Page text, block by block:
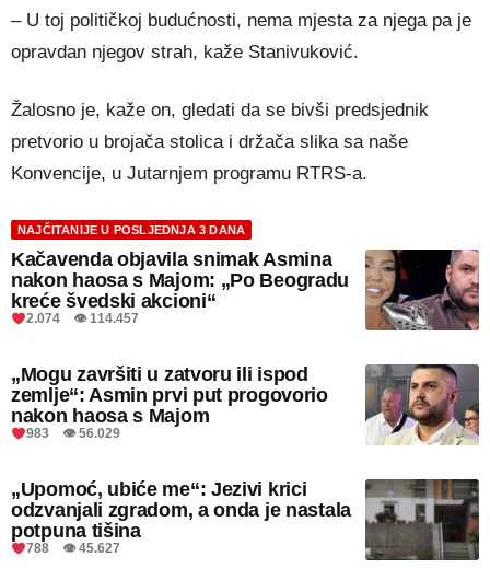
– U toj političkoj budućnosti, nema mjesta za njega pa je
opravdan njegov strah, kaže Stanivuković.
Žalosno je, kaže on, gledati da se bivši predsjednik
pretvorio u brojača stolica i držača slika sa naše
Konvencije, u Jutarnjem programu RTRS-a.
NAJČITANIJE U POSLJEDNJA 3 DANA
Kačavenda objavila snimak Asmina
nakon haosa s Majom: „Po Beogradu
kreće švedski akcioni“
2.074 👁 114.457
„Mogu završiti u zatvoru ili ispod
zemlje“: Asmin prvi put progovorio
nakon haosa s Majom
983 👁 56.029
„Upomoć, ubiće me“: Jezivi krici
odzvanjali zgradom, a onda je nastala
potpuna tišina
788 👁 45.627